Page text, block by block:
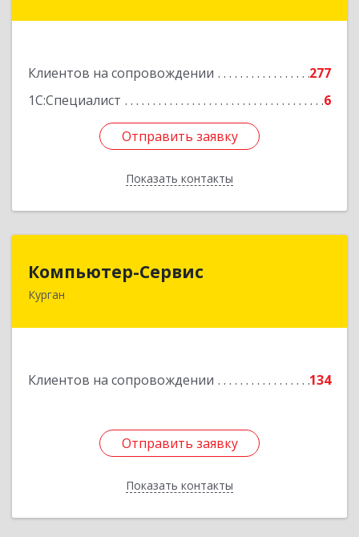
Клиентов на сопровождении
277
1С:Специалист
6
Отправить заявку
Показать контакты
Отправить заявку
Назад
Компьютер-Сервис
Курган
Клиентов на сопровождении 134
Отправить заявку
Показать контакты
Отправить заявку
Назад